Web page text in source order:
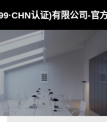
认证)有限公司-官